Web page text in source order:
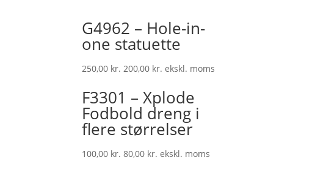
G4962 – Hole-in-
one statuette
250,00 kr. 200,00 kr. ekskl. moms
F3301 – Xplode
Fodbold dreng i
flere størrelser
100,00 kr. 80,00 kr. ekskl. moms